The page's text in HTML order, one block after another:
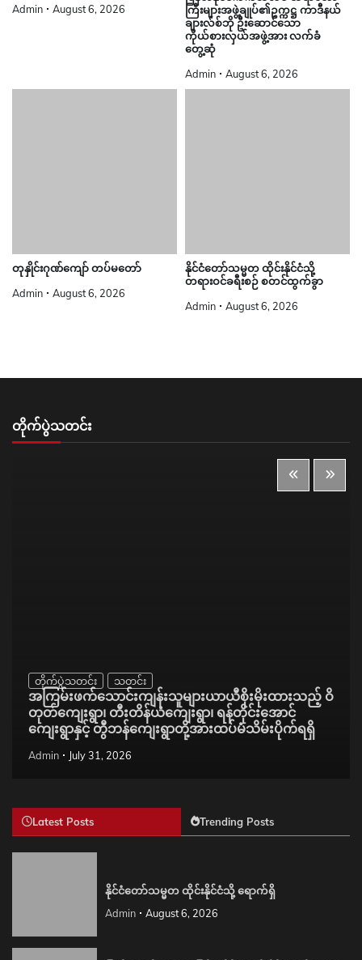
Admin August 6, 2026
ကြီးများအဖွဲ့ချုပ်၏ဥက္ကဋ္ဌ ကာဒီနယ်
ချားလ်စ်ဘို ဦးဆောင်သော
ကိုယ်စားလှယ်အဖွဲ့အား လက်ခံ
တွေ့ဆုံ
Admin August 6, 2026
တုနှိုင်းဂုဏ်ကျော် တပ်မတော်
Admin August 6, 2026
နိုင်ငံတော်သမ္မတ ထိုင်းနိုင်ငံသို့
တရားဝင်ခရီးစဉ် စတင်ထွက်ခွာ
Admin August 6, 2026
တိုက်ပွဲသတင်း
တိုက်ပွဲသတင်း သတင်း
အကြမ်းဖက်သောင်းကျန်းသူများယာယီစိုးမိုးထားသည့် ဝိ
တုတ်ကျေးရွာ၊ တီးတိန်ယံကျေးရွာ၊ ရန်တိုင်းအောင်
ကျေးရွာနှင့် တွီဘန်ကျေးရွာတို့အားထပ်မံသိမ်းပိုက်ရရှိ
Admin July 31, 2026
Latest Posts Trending Posts
နိုင်ငံတော်သမ္မတ ထိုင်းနိုင်ငံသို့ ရောက်ရှိ
Admin August 6, 2026